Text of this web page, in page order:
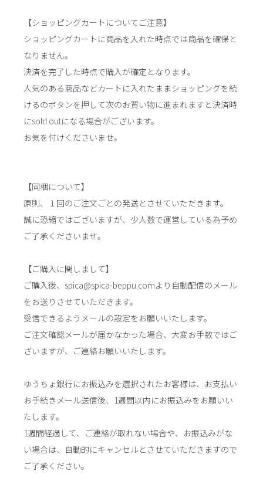
【ショッピングカートについてご注意】
ショッピングカートに商品を入れた時点では商品を確保と
なりません。
決済を完了した時点で購入が確定となります。
人気のある商品などカートに入れたままショッピングを続
けるのボタンを押して次のお買い物に進まれますと決済時
にsold outになる場合がございます。
お気を付けくださいませ。
【同梱について】
原則、１回のご注文ごとの発送とさせていただきます。
誠に恐縮ではございますが、少人数で運営している為予め
ご了承くださいませ。
【ご購入に関しまして】
ご購入後、spica@spica-beppu.comより自動配信のメール
をお送りさせていただきます。
受信できるようメールの設定をお願いいたします。
ご注文確認メールが届かなかった場合、大変お手数ではご
ざいますが、ご連絡お願いいたします。
ゆうちょ銀行にお振込みを選択されたお客様は、お支払い
お手続きメール送信後、1週間以内にお振込みをお願いい
たします。
1週間経過して、ご連絡が取れない場合や、お振込みがな
い場合は、自動的にキャンセルとさせていただきますので
ご了承ください。